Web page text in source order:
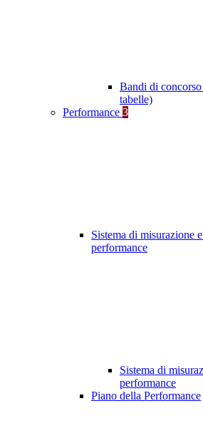
Bandi di
tabelle)
Performance 3
Sistema di misurazione
performance
Sistema di
performance
Piano della Performance